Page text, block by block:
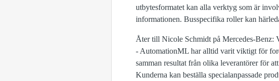
utbytesformatet kan alla verktyg som är
informationen. Busspecifika roller kan
Åter till Nicole Schmidt på Mercedes-
- AutomationML har alltid varit viktigt för
samman resultat från olika leverantörer för
Kunderna kan beställa specialanpassade